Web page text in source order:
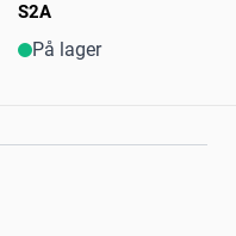
S2A
På lager